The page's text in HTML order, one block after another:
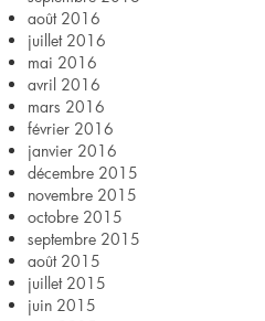
août 2016
juillet 2016
mai 2016
avril 2016
mars 2016
février 2016
janvier 2016
décembre 2015
novembre 2015
octobre 2015
septembre 2015
août 2015
juillet 2015
juin 2015